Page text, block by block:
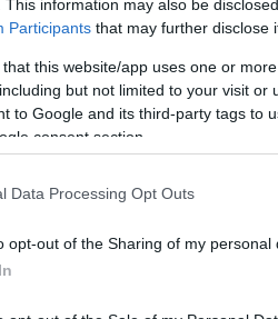
This information may also be
Participants that may further disclose
that this website/app uses one or
but not limited to your visit or
to Google and its third-party tags to
consent section.
Data Processing Opt Outs
opt-out of the Sharing of my personal
élvezem, ha ilyen
egy notebookkal a hóna
bajnoki címet és terveim
mert még nagyon
a Mercedes, ha első F3-
idézte fel Russell szavait
kérdés volt ez egy 15-
esze a sporthoz,